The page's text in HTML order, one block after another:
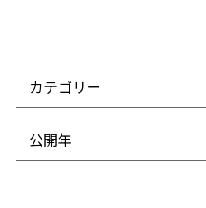
カテゴリー
公開年